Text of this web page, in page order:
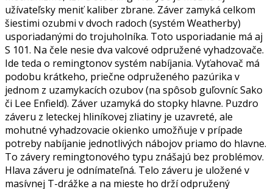
užívateľsky meniť kaliber zbrane. Záver zamyká celkom
šiestimi ozubmi v dvoch radoch (systém Weatherby)
usporiadanými do trojuholníka. Toto usporiadanie má aj
S 101. Na čele nesie dva valcové odpružené vyhadzovače.
Ide teda o remingtonov systém nabíjania. Vyťahovač má
podobu krátkeho, priečne odpruženého pazúrika v
jednom z uzamykacích ozubov (na spôsob guľovníc Sako
či Lee Enfield). Záver uzamyká do stopky hlavne. Puzdro
záveru z leteckej hliníkovej zliatiny je uzavreté, ale
mohutné vyhadzovacie okienko umožňuje v prípade
potreby nabíjanie jednotlivých nábojov priamo do hlavne.
To závery remingtonového typu znášajú bez problémov.
Hlava záveru je odnímateľná. Telo záveru je uložené v
masívnej T-drážke a na mieste ho drží odpružený